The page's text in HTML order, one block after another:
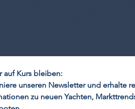
auf Kurs bleiben:
unseren Newsletter und erhalte
zu neuen Yachten,